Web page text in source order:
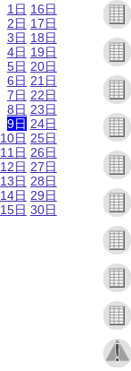
1日
2日
3日
4日
5日
6日
7日
8日
9日
10日
11日
12日
13日
14日
15日
16日
17日
18日
19日
20日
21日
22日
23日
24日
25日
26日
27日
28日
29日
30日